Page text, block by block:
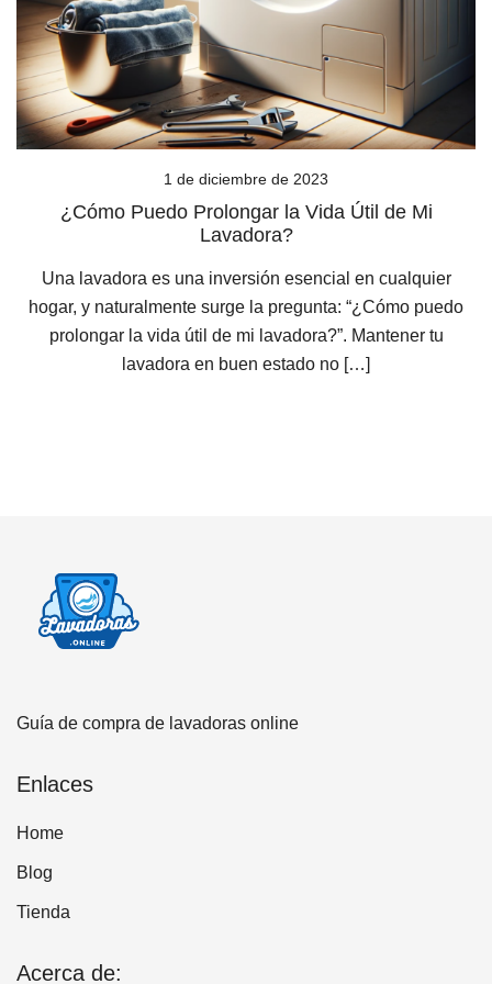
1 de diciembre de 2023
¿Cómo Puedo Prolongar la Vida Útil de Mi
Lavadora?
Una lavadora es una inversión esencial en cualquier
hogar, y naturalmente surge la pregunta: “¿Cómo puedo
prolongar la vida útil de mi lavadora?”. Mantener tu
lavadora en buen estado no […]
Guía de compra de lavadoras online
Enlaces
Home
Blog
Tienda
Acerca de: